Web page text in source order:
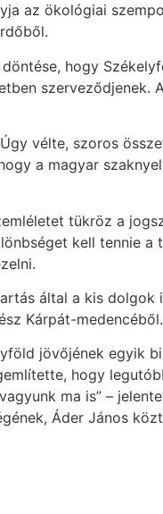
az ökológiai
hogy
szerveződjenek.
vélte, szoros
a magyar
tükröz a
kell tennie a
által a kis dolgok
Kárpát-medencéből.
jövőjének egyik
hogy
ma is” –
Áder János